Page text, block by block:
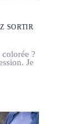
SORTIR
?
Je